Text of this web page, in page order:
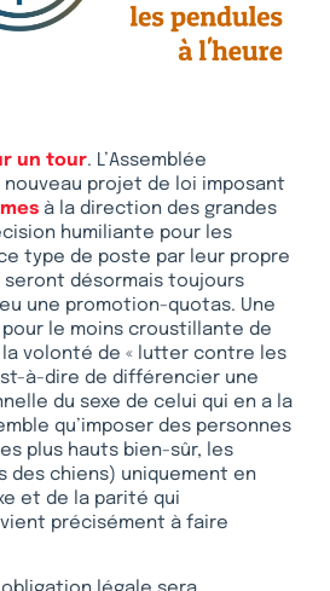
un tour. L’Assemblée
projet de loi imposant
à la direction des grandes
humiliante pour les
type de poste par leur propre
seront désormais toujours
une promotion-quotas. Une
le moins croustillante de
volonté de « lutter contre les
à-dire de différencier une
du sexe de celui qui en a la
qu’imposer des personnes
plus hauts bien-sûr, les
des chiens) uniquement en
et de la parité qui
précisément à faire